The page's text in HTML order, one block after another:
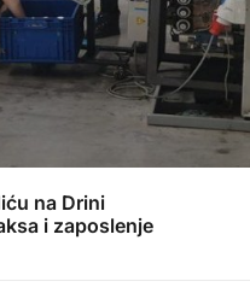
na Drini
i zaposlenje